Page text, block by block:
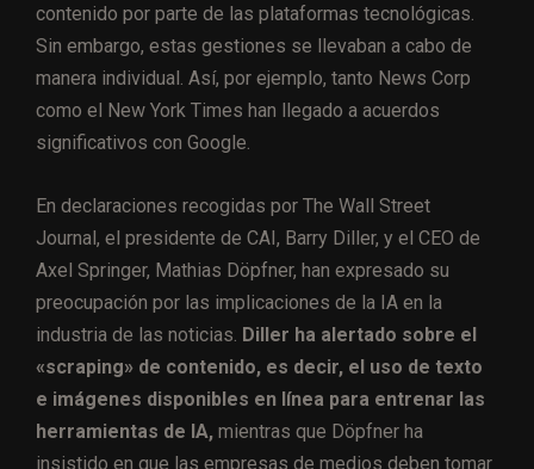
contenido por parte de las plataformas tecnológicas.
Sin embargo, estas gestiones se llevaban a cabo de
manera individual. Así, por ejemplo, tanto News Corp
como el New York Times han llegado a acuerdos
significativos con Google.
En declaraciones recogidas por The Wall Street
Journal, el presidente de CAI, Barry Diller, y el CEO de
Axel Springer, Mathias Döpfner, han expresado su
preocupación por las implicaciones de la IA en la
industria de las noticias. Diller ha alertado sobre el
«scraping» de contenido, es decir, el uso de texto
e imágenes disponibles en línea para entrenar las
herramientas de IA, mientras que Döpfner ha
insistido en que las empresas de medios deben tomar